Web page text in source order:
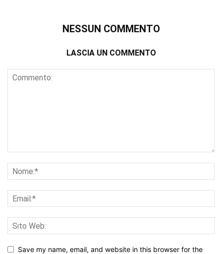
NESSUN COMMENTO
LASCIA UN COMMENTO
Save my name, email, and website in this browser for the